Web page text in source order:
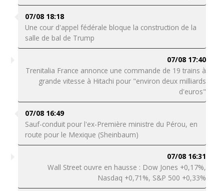
07/08 18:18
Une cour d'appel fédérale bloque la construction de la
salle de bal de Trump
07/08 17:40
Trenitalia France annonce une commande de 19 trains à
grande vitesse à Hitachi pour "environ deux milliards
d'euros"
07/08 16:49
Sauf-conduit pour l'ex-Première ministre du Pérou, en
route pour le Mexique (Sheinbaum)
07/08 16:31
Wall Street ouvre en hausse : Dow Jones +0,17%,
Nasdaq +0,71%, S&P 500 +0,33%